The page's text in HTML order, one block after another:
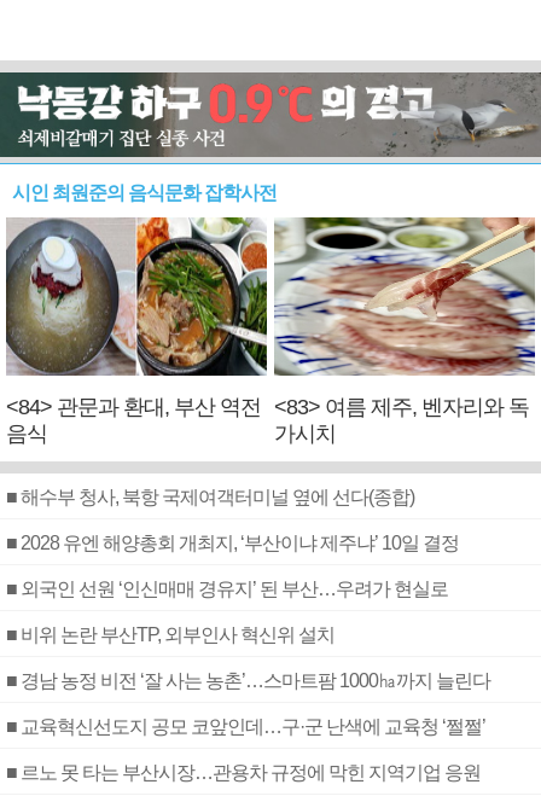
시인 최원준의 음식문화 잡학사전
<84> 관문과 환대, 부산 역전
음식
<83> 여름 제주, 벤자리와 독
가시치
■ 해수부 청사, 북항 국제여객터미널 옆에 선다(종합)
■ 2028 유엔 해양총회 개최지, ‘부산이냐 제주냐’ 10일 결정
■ 외국인 선원 ‘인신매매 경유지’ 된 부산…우려가 현실로
■ 비위 논란 부산TP, 외부인사 혁신위 설치
■ 경남 농정 비전 ‘잘 사는 농촌’…스마트팜 1000㏊까지 늘린다
■ 교육혁신선도지 공모 코앞인데…구·군 난색에 교육청 ‘쩔쩔’
■ 르노 못 타는 부산시장…관용차 규정에 막힌 지역기업 응원